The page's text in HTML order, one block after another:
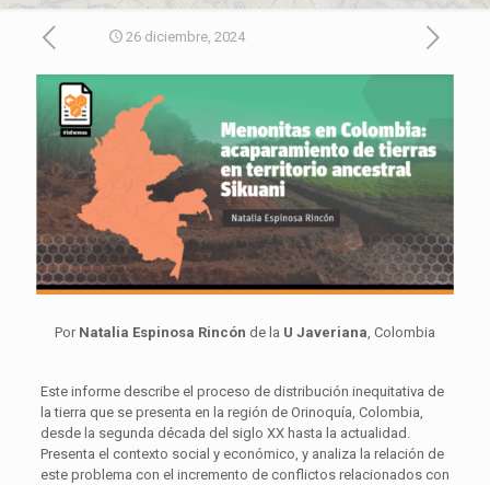
26 diciembre, 2024
Por Natalia Espinosa Rincón de la U Javeriana , Colombia
Este informe describe el proceso de distribución inequitativa de
la tierra que se presenta en la región de Orinoquía, Colombia,
desde la segunda década del siglo XX hasta la actualidad.
Presenta el contexto social y económico, y analiza la relación de
este problema con el incremento de conflictos relacionados con